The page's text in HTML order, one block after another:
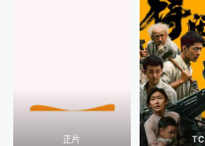
正片 TC